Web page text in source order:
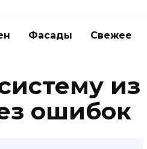
Фасады Свежее
из
ошибок